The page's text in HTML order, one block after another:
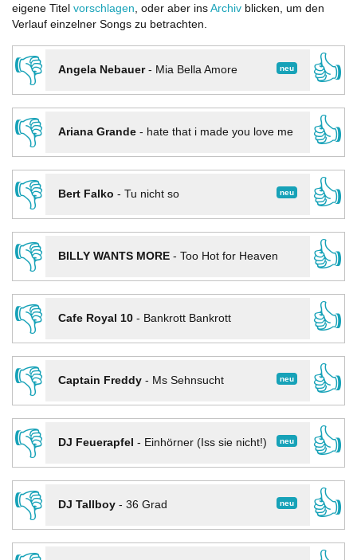
eigene Titel vorschlagen, oder aber ins Archiv blicken, um den
Verlauf einzelner Songs zu betrachten.
👎 neu
Angela Nebauer- Mia Bella Amore
👍
👎
Ariana Grande- hate that i made you love me
👍
👎
neu
Bert Falko - Tu nicht so
👍
👎
BILLY WANTS MORE- Too Hot for Heaven
👍
👎
Cafe Royal 10- Bankrott Bankrott
👍
👎
neu
Captain Freddy- Ms Sehnsucht
👍
👎
neu
DJ Feuerapfel - Einhörner (Iss sie nicht!)
👍
👎
neu
DJ Tallboy- 36 Grad
👍